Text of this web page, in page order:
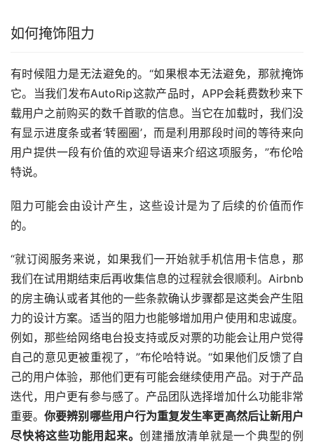
如何掩饰阻力
有时候阻力是无法避免的。“如果根本无法避免，那就掩饰
它。当我们发布AutoRip这款产品时，APP会耗费数秒来下
载用户之前购买的数千首歌的信息。当它在加载时，我们没
有显示进度条或者‘转圈圈’，而是利用那段时间的等待来向
用户提供一段有价值的欢迎导语来介绍这项服务，”布伦哈
特说。
阻力可能会由设计产生，这些设计是为了后续的价值而作
的。
“就订阅服务来说，如果我们一开始就手机信用卡信息，那
我们在试用期结束后再收集信息的过程就会很顺利。Airbnb
的房主确认或者其他的一些条款确认步骤都是这类会产生阻
力的设计方案。适当的阻力也能够增加用户使用和忠诚度。
例如，那些给网络电台投支持或反对票的功能会让用户觉得
自己的意见更被重视了，”布伦哈特说。“如果他们反馈了自
己的用户体验，那他们更有可能会继续使用产品。对于产品
迭代，用户更有参与感了。产品团队选择增加什么功能非常
重要。你要辨别哪些用户行为重复发生率更高然后让新用户
尽快将这些功能用起来。创建播放清单就是一个典型的例